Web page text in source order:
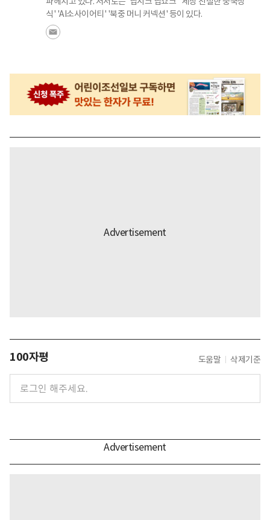
식' 'AI소사이어티' '북중 머니 커넥션' 등이 있다.
100자평 도움말 삭제기준